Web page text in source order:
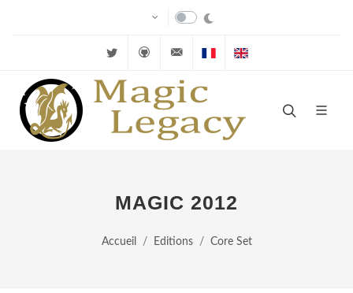
Twitter Github velkuns@magiclegacy.fr
Cartes FR
MAGIC 2012
Accueil Editions Core Set